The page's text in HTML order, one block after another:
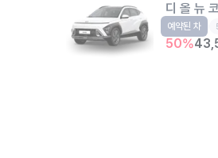
디 올 뉴
소형SUV
50%
예약된 차